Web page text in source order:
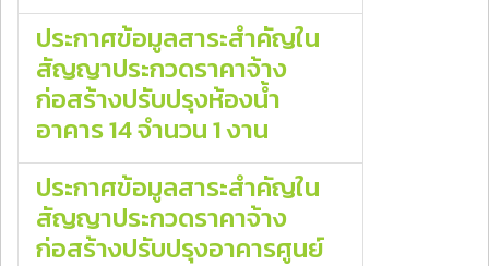
ประกาศข้อมูลสาระสำคัญใน
สัญญาประกวดราคาจ้าง
ก่อสร้างปรับปรุงห้องน้ำ
อาคาร 14 จำนวน 1 งาน
ประกาศข้อมูลสาระสำคัญใน
สัญญาประกวดราคาจ้าง
ก่อสร้างปรับปรุงอาคารศูนย์